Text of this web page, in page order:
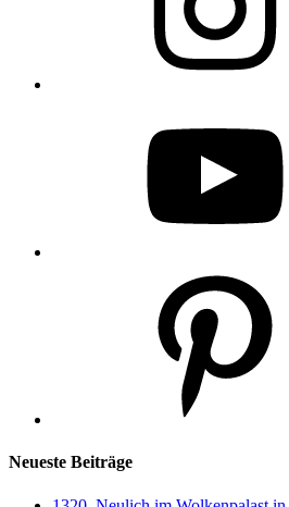
Neueste Beiträge